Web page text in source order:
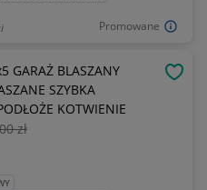
Promowane
GARAŻ BLASZANY
SZYBKA
KOTWIENIE
zł